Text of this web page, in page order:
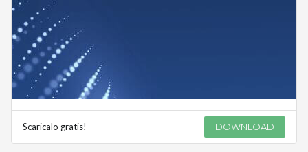
Scaricalo gratis! DOWNLOAD